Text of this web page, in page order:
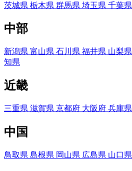
茨城県 栃木県 群馬県 埼玉県 千葉県
中部
新潟県 富山県 石川県 福井県 山梨県
知県
近畿
三重県 滋賀県 京都府 大阪府 兵庫県
中国
鳥取県 島根県 岡山県 広島県 山口県